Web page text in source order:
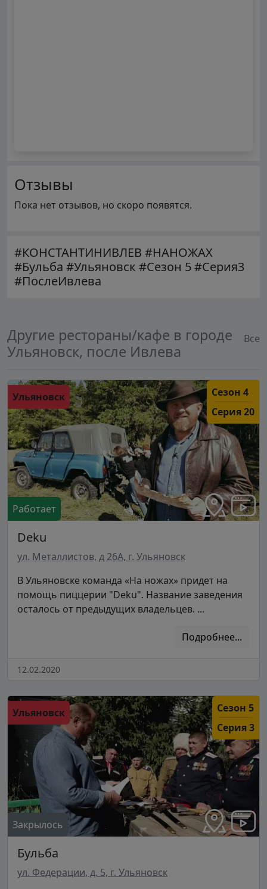
Отзывы
Пока нет отзывов, но скоро появятся.
#КОНСТАНТИНИВЛЕВ #НАНОЖАХ
#Бульба #Ульяновск #Сезон 5 #Серия3
#ПослеИвлева
Все
Другие рестораны/кафе в городе
Ульяновск, после Ивлева
Ульяновск
Сезон 4
Серия 20
Работает
Deku
ул. Металлистов, д 26А, г. Ульяновск
В Ульяновске команда «На ножах» придет на
помощь пиццерии "Deku". Название заведения
осталось от предыдущих владельцев. ...
Подробнее...
12.02.2020
Ульяновск
Сезон 5
Серия 3
Закрылось
Бульба
ул. Федерации, д. 5, г. Ульяновск